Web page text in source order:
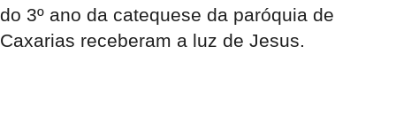
do 3º ano da catequese da paróquia de
Caxarias receberam a luz de Jesus.